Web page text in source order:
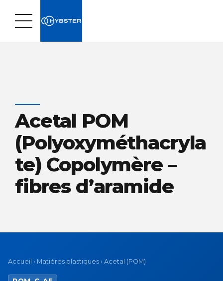
Acetal POM
(Polyoxyméthacryla
te) Copolymère –
fibres d’aramide
Accueil › Matières plastiques › Acetal (POM)